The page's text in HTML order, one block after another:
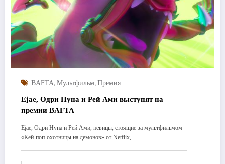
BAFTA, Мультфильм, Премия
Ejae, Одри Нуна и Рей Ами выступят на
премии BAFTA
Ejae, Одри Нуна и Рей Ами, певицы, стоящие за мультфильмом
«Кей-поп-охотницы на демонов» от Netflix,…